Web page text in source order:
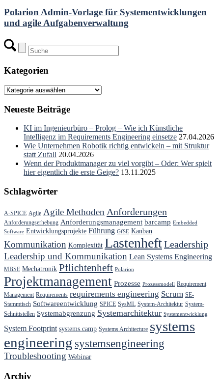
Polarion Admin-Vorlage für Systementwicklungen
und agile Aufgabenverwaltung
Kategorien
Kategorien
Neueste Beiträge
KI im Ingenieurbüro – Prolog – Wie ich Künstliche
Intelligenz im Requirements Engineering einsetze 27.04.2026
Wie Unternehmen Robotik richtig entwickeln – mit Struktur
statt Zufall 20.04.2026
Wenn der Produktmanager zu viel vorgibt – Oder: Wer spielt
hier eigentlich die erste Geige? 13.11.2025
Schlagwörter
A-SPICE Agile Agile Methoden Anforderungen
Anforderungserhebung Anforderungsmanagement barcamp Embedded
Software Entwicklungsprojekte Führung GfSE Kanban
Kommunikation Komplexität LastenheftLeadership
Leadership und Kommunikation Lean Systems Engineering
MBSE Mechatronik Pflichtenheft Polarion
Projektmanagement Prozesse Prozessmodell Requirement
Management Requirements requirements engineering Scrum SE-
Stammtisch Softwareentwicklung SPICE SysML System-Architektur System-
Schnittstellen Systemabgrenzung Systemarchitektur Systementwicklung
System Footprint systems.camp Systems Architecture systems
engineering systemsengineering
Troubleshooting Webinar
Archiv